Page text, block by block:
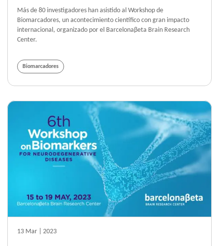
Más de 80 investigadores han asistido al Workshop de
Biomarcadores, un acontecimiento científico con gran impacto
internacional, organizado por el Barcelonaβeta Brain Research
Center.
Biomarcadores
13 Mar | 2023